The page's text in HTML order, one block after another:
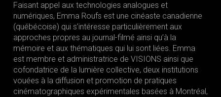
Faisant appel aux technologies analogues et
numériques, Emma Roufs est une cinéaste canadienne
(québécoise) qui s’intéresse particulièrement aux
approches propres au journal-filmé ainsi qu’à la
mémoire et aux thématiques qui lui sont liées. Emma
est membre et administratrice de VISIONS ainsi que
cofondatrice de la lumière collective, deux institutions
vouées à la diffusion et promotion de pratiques
cinématographiques expérimentales basées à Montréal,